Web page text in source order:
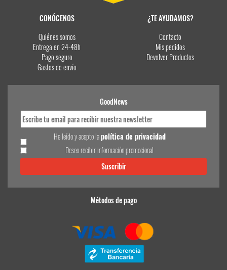
CONÓCENOS
Quiénes somos
Entrega en 24-48h
Pago seguro
Gastos de envío
¿TE AYUDAMOS?
Contacto
Mis pedidos
Devolver Productos
GoodNews
He leído y acepto lapolítica de privacidad
Deseo recibir información promocional
Métodos de pago